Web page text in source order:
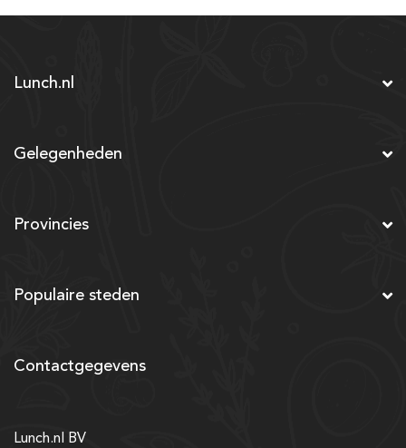
Lunch.nl
Gelegenheden
Provincies
Populaire steden
Contactgegevens
Lunch.nl BV